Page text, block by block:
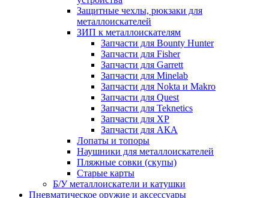
Защитные чехлы, рюкзаки для
металлоискателей
ЗИП к металлоискателям
Запчасти для Bounty Hunter
Запчасти для Fisher
Запчасти для Garrett
Запчасти для Minelab
Запчасти для Nokta и Makro
Запчасти для Quest
Запчасти для Teknetics
Запчасти для XP
Запчасти для АКА
Лопаты и топоры
Наушники для металлоискателей
Пляжные совки (скупы)
Старые карты
Б/У металлоискатели и катушки
Пневматическое оружие и аксессуары